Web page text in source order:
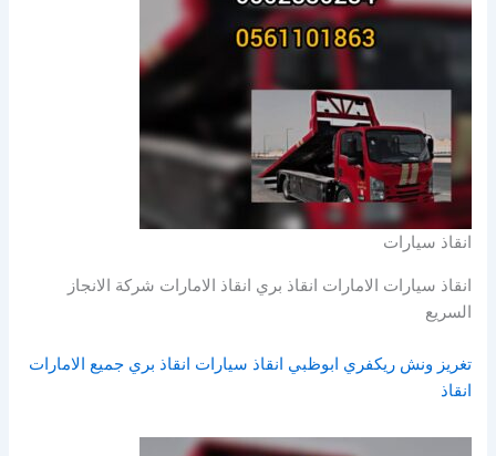
انقاذ سيارات
انقاذ سيارات الامارات انقاذ بري انقاذ الامارات شركة الانجاز
السريع
تغريز ونش ريكفري ابوظبي انقاذ سيارات انقاذ بري جميع الامارات
انقاذ